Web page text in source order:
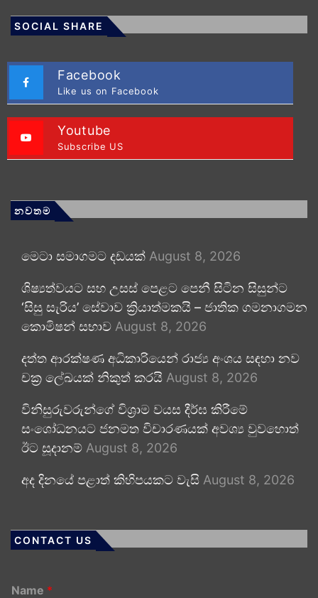
SOCIAL SHARE
Facebook
Like us on Facebook
Youtube
Subscribe US
නවතම
මෙටා සමාගමට දඩයක් August 8, 2026
ශිෂ්‍යත්වයට සහ උසස් පෙළට පෙනී සිටින සිසුන්ට
‘සිසු සැරිය’ සේවාව ක්‍රියාත්මකයි – ජාතික ගමනාගමන
කොමිෂන් සභාව August 8, 2026
දත්ත ආරක්ෂණ අධිකාරියෙන් රාජ්‍ය අංශය සඳහා නව
චක්‍ර ලේඛයක් නිකුත් කරයි August 8, 2026
විනිසුරුවරුන්ගේ විශ්‍රාම වයස දීර්ඝ කිරීමේ
සංශෝධනයට ජනමත විචාරණයක් අවශ්‍ය වුවහොත්
ඊට සූදානම් August 8, 2026
අද දිනයේ පළාත් කිහිපයකට වැසි August 8, 2026
CONTACT US
Name *